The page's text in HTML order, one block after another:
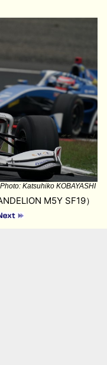
Photo: Katsuhiko KOBAYASHI
M5Y SF19）